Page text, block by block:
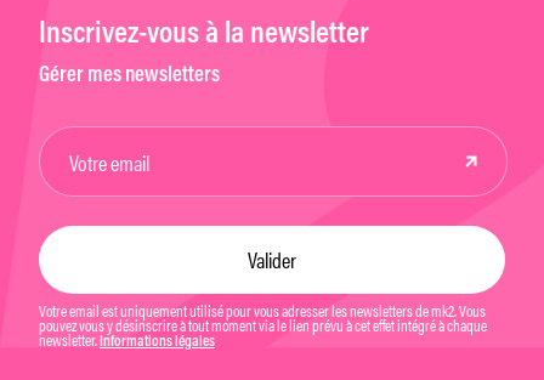
Inscrivez-vous à la newsletter
Gérer mes newsletters
Votre email est uniquement utilisé pour vous adresser les newsletters de mk2. Vous
pouvez vous y désinscrire à tout moment via le lien prévu à cet effet intégré à chaque
newsletter. Informations légales